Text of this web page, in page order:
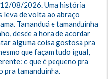
12/08/2026. Uma história
leva de volta ao abraço
Tamanduá e tamanduinha
desde a hora de acordar
alguma coisa gostosa pra
que façam tudo igual,
o que é pequeno pra
pra tamanduinha.